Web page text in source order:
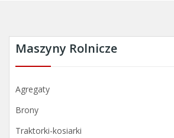
Maszyny Rolnicze
Agregaty
Brony
Traktorki-kosiarki